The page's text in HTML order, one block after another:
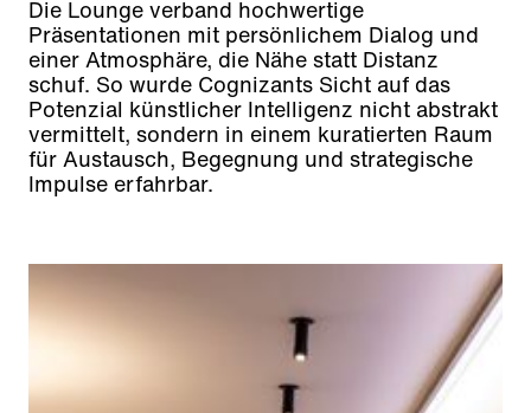
Die Lounge verband hochwertige
Präsentationen mit persönlichem Dialog und
einer Atmosphäre, die Nähe statt Distanz
schuf. So wurde Cognizants Sicht auf das
Potenzial künstlicher Intelligenz nicht abstrakt
vermittelt, sondern in einem kuratierten Raum
für Austausch, Begegnung und strategische
Impulse erfahrbar.